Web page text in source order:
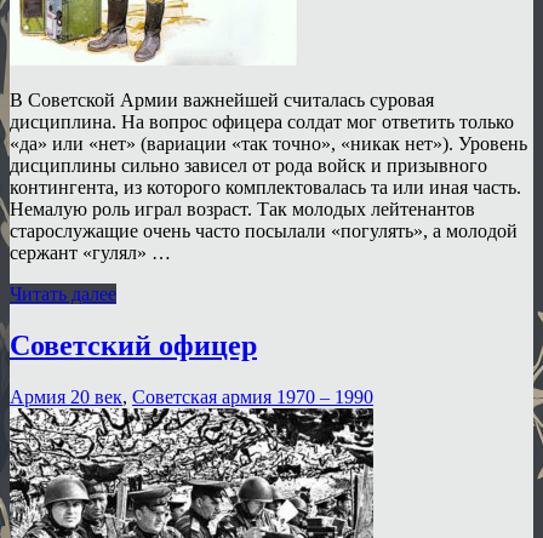
В Советской Армии важнейшей считалась суровая
дисциплина. На вопрос офицера солдат мог ответить только
«да» или «нет» (вариации «так точно», «никак нет»). Уровень
дисциплины сильно зависел от рода войск и призывного
контингента, из которого комплектовалась та или иная часть.
Немалую роль играл возраст. Так молодых лейтенантов
старослужащие очень часто посылали «погулять», а молодой
сержант «гулял» …
Читать далее
Советский офицер
Армия 20 век, Советская армия 1970 – 1990